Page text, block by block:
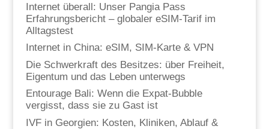
Internet überall: Unser Pangia Pass
Erfahrungsbericht – globaler eSIM-Tarif im
Alltagstest
Internet in China: eSIM, SIM-Karte & VPN
Die Schwerkraft des Besitzes: über Freiheit,
Eigentum und das Leben unterwegs
Entourage Bali: Wenn die Expat-Bubble
vergisst, dass sie zu Gast ist
IVF in Georgien: Kosten, Kliniken, Ablauf &